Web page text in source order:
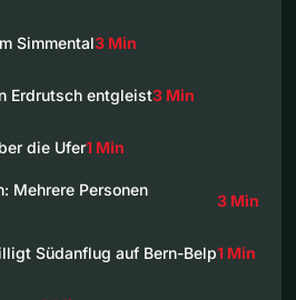
Simmental3 Min
Erdrutsch entgleist3 Min
die Ufer1 Min
Mehrere Personen
3 Min
Südanflug auf Bern-Belp1 Min